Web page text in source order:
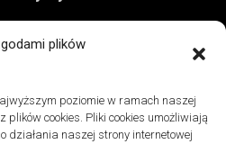
plików
poziomie w ramach naszej
plików cookies. Pliki cookies umożliwiają
działania naszej strony internetowej
Znaczenie detali montażowych w codziennej pracy technicznej
Podłogi winylowe – jakie mają zalety w porównaniu z drewnianymi